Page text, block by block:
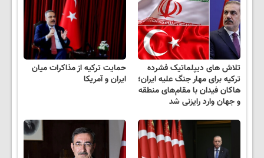
تلاش های دیپلماتیک فشرده
ترکیه برای مهار جنگ علیه ایران؛
هاکان فیدان با مقام‌های منطقه
و جهان وارد رایزنی شد
حمایت ترکیه از مذاکرات میان
ایران و آمریکا